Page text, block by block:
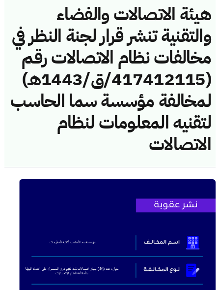
هيئة الاتصالات والفضاء
والتقنية تنشر قرار لجنة النظر في
مخالفات نظام الاتصالات رقم
(417412115/ق/1443هـ)
لمخالفة مؤسسة سما الحاسب
لتقنيه المعلومات لنظام
الاتصالات